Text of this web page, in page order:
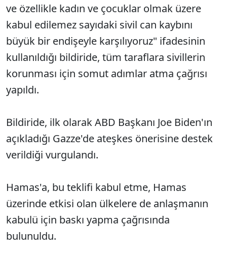
ve özellikle kadın ve çocuklar olmak üzere
kabul edilemez sayıdaki sivil can kaybını
büyük bir endişeyle karşılıyoruz" ifadesinin
kullanıldığı bildiride, tüm taraflara sivillerin
korunması için somut adımlar atma çağrısı
yapıldı.
Bildiride, ilk olarak ABD Başkanı Joe Biden'ın
açıkladığı Gazze'de ateşkes önerisine destek
verildiği vurgulandı.
Hamas'a, bu teklifi kabul etme, Hamas
üzerinde etkisi olan ülkelere de anlaşmanın
kabulü için baskı yapma çağrısında
bulunuldu.